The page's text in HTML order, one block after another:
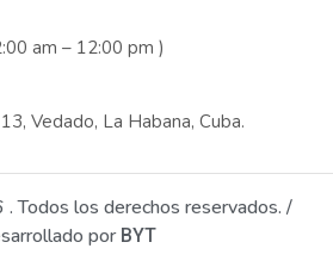
am – 12:00 pm )
Vedado, La Habana, Cuba.
Todos los derechos reservados. /
por BYT